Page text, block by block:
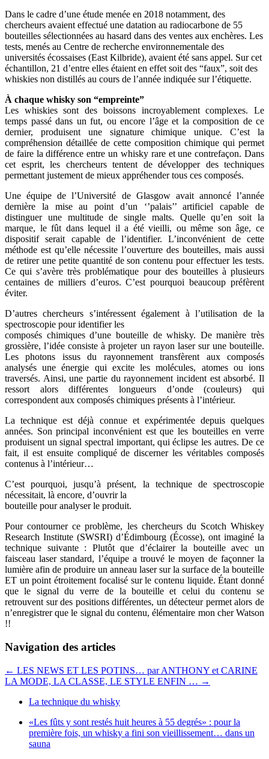
Dans le cadre d’une étude menée en 2018 notamment, des
chercheurs avaient effectué une datation au radiocarbone de 55
bouteilles sélectionnées au hasard dans des ventes aux enchères. Les
tests, menés au Centre de recherche environnementale des
universités écossaises (East Kilbride), avaient été sans appel. Sur cet
échantillon, 21 d’entre elles étaient en effet soit des “faux”, soit des
whiskies non distillés au cours de l’année indiquée sur l’étiquette.
À chaque whisky son “empreinte”
Les whiskies sont des boissons incroyablement complexes. Le
temps passé dans un fut, ou encore l’âge et la composition de ce
dernier, produisent une signature chimique unique. C’est la
compréhension détaillée de cette composition chimique qui permet
de faire la différence entre un whisky rare et une contrefaçon. Dans
cet esprit, les chercheurs tentent de développer des techniques
permettant justement de mieux appréhender tous ces composés.
Une équipe de l’Université de Glasgow avait annoncé l’année
dernière la mise au point d’un ‘’palais’’ artificiel capable de
distinguer une multitude de single malts. Quelle qu’en soit la
marque, le fût dans lequel il a été vieilli, ou même son âge, ce
dispositif serait capable de l’identifier. L’inconvénient de cette
méthode est qu’elle nécessite l’ouverture des bouteilles, mais aussi
de retirer une petite quantité de son contenu pour effectuer les tests.
Ce qui s’avère très problématique pour des bouteilles à plusieurs
centaines de milliers d’euros. C’est pourquoi beaucoup préfèrent
éviter.
D’autres chercheurs s’intéressent également à l’utilisation de la
spectroscopie pour identifier les
composés chimiques d’une bouteille de whisky. De manière très
grossière, l’idée consiste à projeter un rayon laser sur une bouteille.
Les photons issus du rayonnement transfèrent aux composés
analysés une énergie qui excite les molécules, atomes ou ions
traversés. Ainsi, une partie du rayonnement incident est absorbé. Il
ressort alors différentes longueurs d’onde (couleurs) qui
correspondent aux composés chimiques présents à l’intérieur.
La technique est déjà connue et expérimentée depuis quelques
années. Son principal inconvénient est que les bouteilles en verre
produisent un signal spectral important, qui éclipse les autres. De ce
fait, il est ensuite compliqué de discerner les véritables composés
contenus à l’intérieur…
C’est pourquoi, jusqu’à présent, la technique de spectroscopie
nécessitait, là encore, d’ouvrir la
bouteille pour analyser le produit.
Pour contourner ce problème, les chercheurs du Scotch Whiskey
Research Institute (SWSRI) d’Édimbourg (Écosse), ont imaginé la
technique suivante : Plutôt que d’éclairer la bouteille avec un
faisceau laser standard, l’équipe a trouvé le moyen de façonner la
lumière afin de produire un anneau laser sur la surface de la bouteille
ET un point étroitement focalisé sur le contenu liquide. Étant donné
que le signal du verre de la bouteille et celui du contenu se
retrouvent sur des positions différentes, un détecteur permet alors de
n’enregistrer que le signal du contenu, élémentaire mon cher Watson
!!
Navigation des articles
← LES NEWS ET LES POTINS… par ANTHONY et CARINE
LA MODE, LA CLASSE, LE STYLE ENFIN … →
La technique du whisky
«Les fûts y sont restés huit heures à 55 degrés» : pour la
première fois, un whisky a fini son vieillissement… dans un
sauna